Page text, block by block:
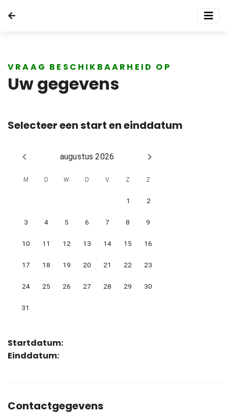
VRAAG BESCHIKBAARHEID OP
Uw gegevens
Selecteer een start en einddatum
augustus 2026
M D W D V Z Z
1 2
3 4 5 6 7 8 9
10 11 12 13 14 15 16
17 18 19 20 21 22 23
24 25 26 27 28 29 30
31
Startdatum:
Einddatum:
Contactgegevens